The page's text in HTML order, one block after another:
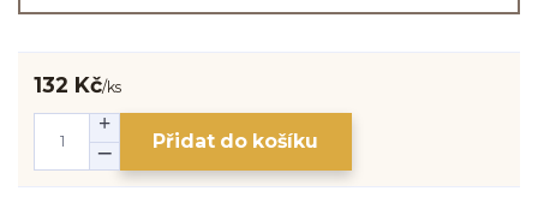
132 Kč/ks
Přidat do košíku